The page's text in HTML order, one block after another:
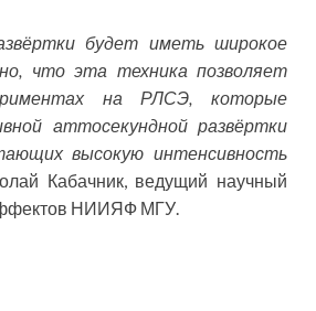
будет иметь широкое
что эта техника позволяет
на РЛСЭ, которые
аттосекундной развёртки
высокую интенсивность
Кабачник, ведущий научный
НИИЯФ МГУ.